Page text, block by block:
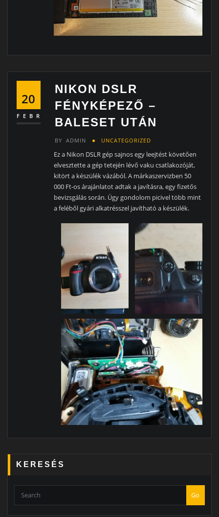
20
FEBR
NIKON DSLR
FÉNYKÉPEZŐ –
BALESET UTÁN
BY ADMIN UNCATEGORIZED
Ez a Nikon DSLR gép sajnos egy leejtést követően
elvesztette a gép tetején lévő vaku csatlakozóját,
kitört a készülék vázából. A márkaszervizben 50
000 Ft-os árajánlatot adtak a javításra, egy fizetős
bevizsgálás során. Úgy gondolom picivel több mint
a feléből gyári alkatrésszel javítható a készülék.
KERESÉS
Go